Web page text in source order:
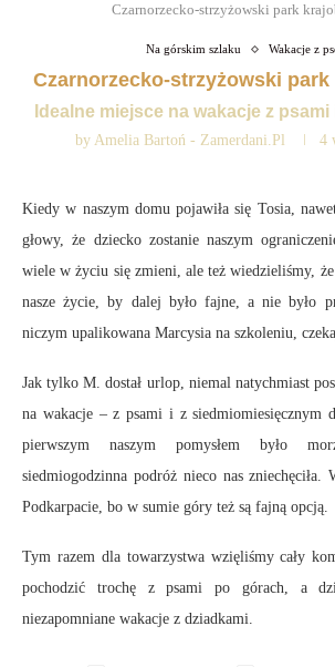
Czarnorzecko-strzyżowski park
Na górskim szlaku Wakacje z
Czarnorzecko-strzyżowski
Idealne miejsce na wakacje z
by Amelia Bartoń - Zamerdani.pl 4
Kiedy w naszym domu pojawiła się Tosia,
głowy, że dziecko zostanie naszym
wiele w życiu się zmieni, ale też wiedzieliśmy,
nasze życie, by dalej było fajne, a nie było
niczym upalikowana Marcysia na szkoleniu,
Jak tylko M. dostał urlop, niemal natychmiast
na wakacje – z psami i z siedmiomiesięcznym
pierwszym naszym pomysłem było
siedmiogodzinna podróż nieco nas zniechęciła.
Podkarpacie, bo w sumie góry też są fajną opcją.
Tym razem dla towarzystwa wzięliśmy cały
pochodzić trochę z psami po górach, a
niezapomniane wakacje z dziadkami.